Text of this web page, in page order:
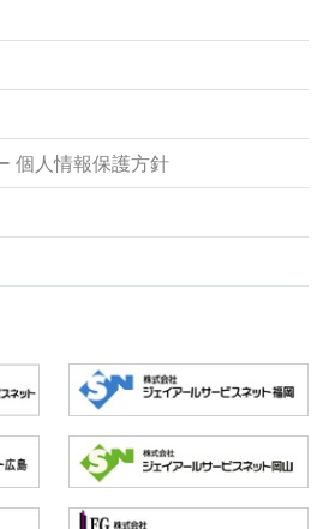
個人情報保護方針